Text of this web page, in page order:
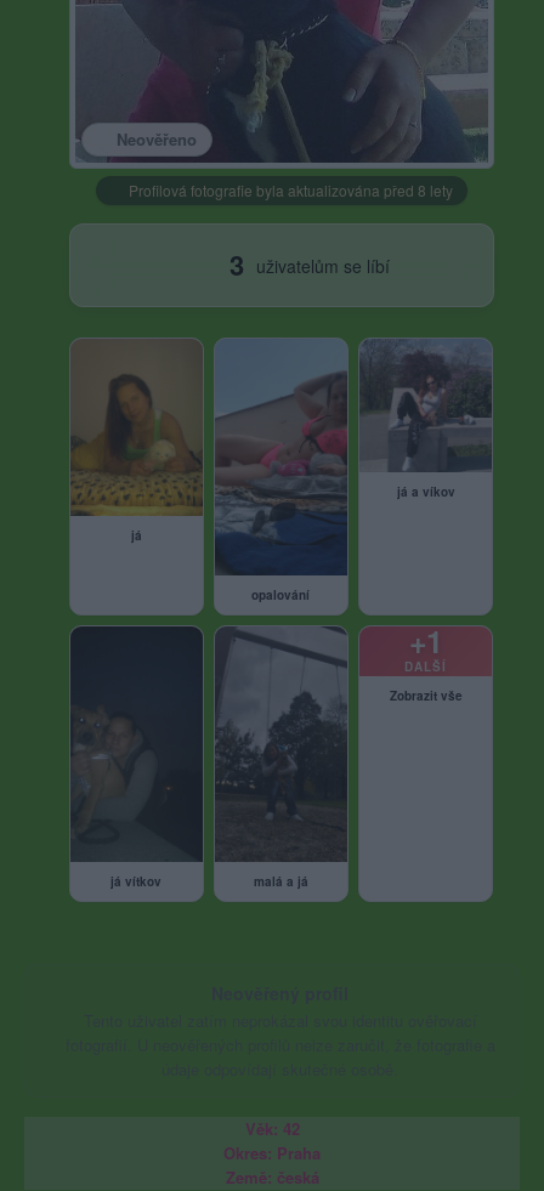
Neověřeno
Profilová fotografie byla aktualizována před 8 lety
3 uživatelům se líbí
já
opalování
já a víkov
já vítkov malá a já
+1
DALŠÍ
Zobrazit vše
Věk: 42
Okres: Praha
Země: česká